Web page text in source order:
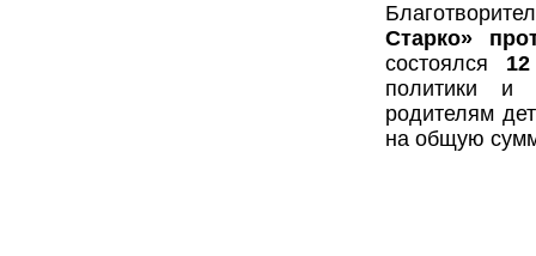
Старко»
состоялся
политики и
родителям
на общую